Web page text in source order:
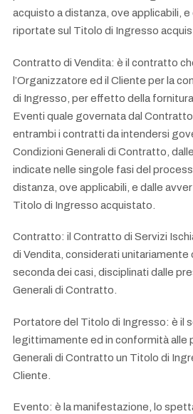
acquisto a distanza, ove applicabili,
riportate sul Titolo di Ingresso
Contratto di Vendita: è il contratto
l’Organizzatore ed il Cliente per la
di Ingresso, per effetto della
Eventi quale governata dal Contratto
entrambi i contratti da intendersi
Condizioni Generali di Contratto,
indicate nelle singole fasi del
distanza, ove applicabili, e dalle
Titolo di Ingresso acquistato.
Contratto: il Contratto di Servizi
di Vendita, considerati unitariamente
seconda dei casi, disciplinati dalle
Generali di Contratto.
Portatore del Titolo di Ingresso: è il
legittimamente ed in conformità alle
Generali di Contratto un Titolo di
Cliente.
Evento: è la manifestazione, lo